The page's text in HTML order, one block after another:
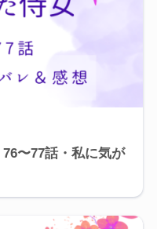
76〜77話・私に気が